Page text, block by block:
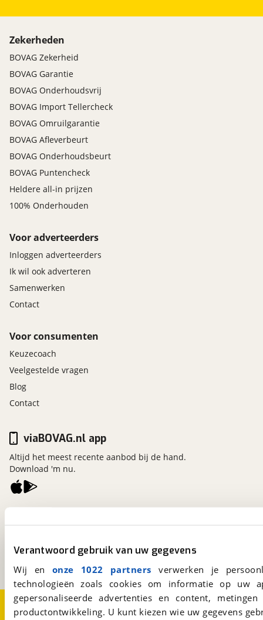
Verantwoord gebruik van uw gegevens
Wij en onze 1022 partners verwerken je
technologieën zoals cookies om informatie op
gepersonaliseerde advertenties en content,
productontwikkeling. U kunt kiezen wie uw gegevens
Zekerheden
BOVAG Zekerheid
BOVAG Garantie
BOVAG Onderhoudsvrij
BOVAG Import Tellercheck
BOVAG Omruilgarantie
BOVAG Afleverbeurt
BOVAG Onderhoudsbeurt
BOVAG Puntencheck
Heldere all-in prijzen
100% Onderhouden
Voor adverteerders
Inloggen adverteerders
Ik wil ook adverteren
Samenwerken
Contact
Voor consumenten
Keuzecoach
Veelgestelde vragen
Blog
Contact
Een initiatief van
viaBOVAG.nl app
Altijd het meest recente aanbod bij de hand.
Download 'm nu.
Over viaBOVAG.nlDisclaimer- en Privacyverklaring
CookievoorkeurenVacatures